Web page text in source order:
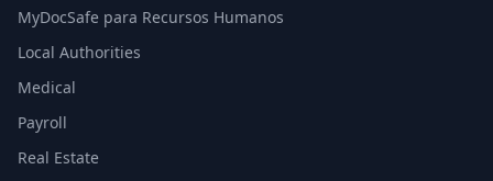
MyDocSafe para Recursos Humanos
Local Authorities
Medical
Payroll
Real Estate